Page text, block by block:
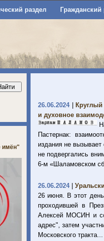
раздел Гражданский
26.06.2024|
и духовное
Пастернак:
издания не
не подвергались
6-м «Шаламовском
26.06.2024|
26 июня. В этот
проходившей в
Алексей МОСИН и
адрес", затем
Московского тракта...
имён"